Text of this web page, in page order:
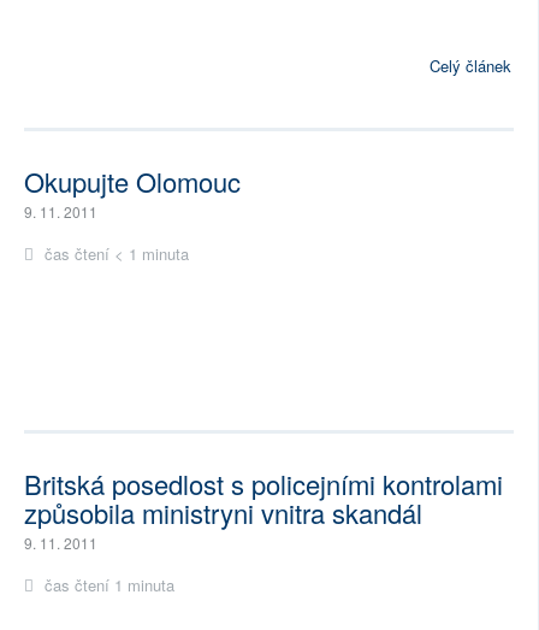
Celý článek
Okupujte Olomouc
9. 11. 2011
čas čtení < 1 minuta
Britská posedlost s policejními kontrolami
způsobila ministryni vnitra skandál
9. 11. 2011
čas čtení 1 minuta